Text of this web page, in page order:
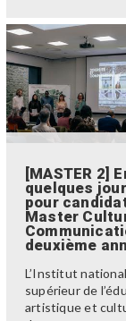
[MASTER 2]
quelques
pour
Master
deuxième
L’Institut national
supérieur de
artistique et